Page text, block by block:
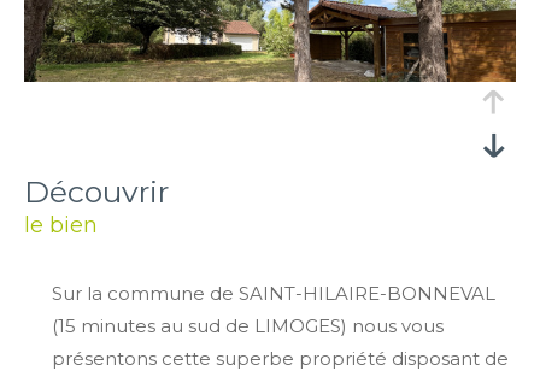
découvrir
le bien
Sur la commune de SAINT-HILAIRE-BONNEVAL
(15 minutes au sud de LIMOGES) nous vous
présentons cette superbe propriété disposant de